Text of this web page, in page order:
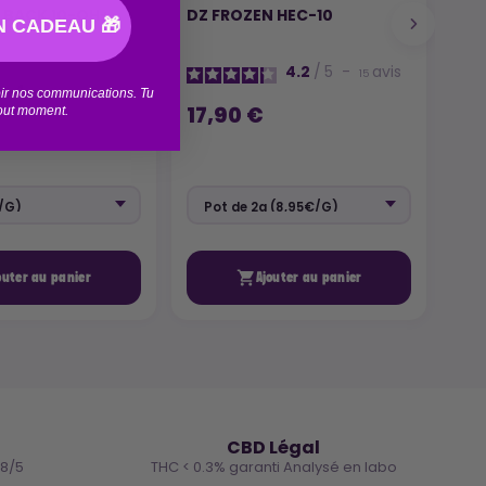
BACK 10-OH+
4/ 5- 5avis
au panier
DZ FROZEN HEC-10
4.2 / 5 - 15 avis
17,90 €
Ajouter au panier
5
CBD Légal
THC < 0.3% garanti Analysé en labo
CADEAU 🎁
nos communications. Tu
moment.